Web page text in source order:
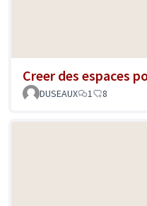
Creer des espaces
DUSEAUX
1 8